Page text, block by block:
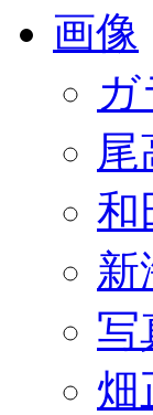
画像
和
新
写
畑